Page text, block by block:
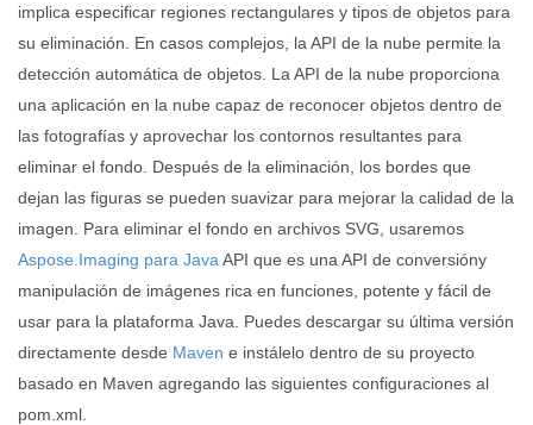
implica especificar regiones rectangulares y tipos de objetos para
su eliminación. En casos complejos, la API de la nube permite la
detección automática de objetos. La API de la nube proporciona
una aplicación en la nube capaz de reconocer objetos dentro de
las fotografías y aprovechar los contornos resultantes para
eliminar el fondo. Después de la eliminación, los bordes que
dejan las figuras se pueden suavizar para mejorar la calidad de la
imagen. Para eliminar el fondo en archivos SVG, usaremos
Aspose.Imaging para Java API que es una API de conversióny
manipulación de imágenes rica en funciones, potente y fácil de
usar para la plataforma Java. Puedes descargar su última versión
directamente desde Maven e instálelo dentro de su proyecto
basado en Maven agregando las siguientes configuraciones al
pom.xml.